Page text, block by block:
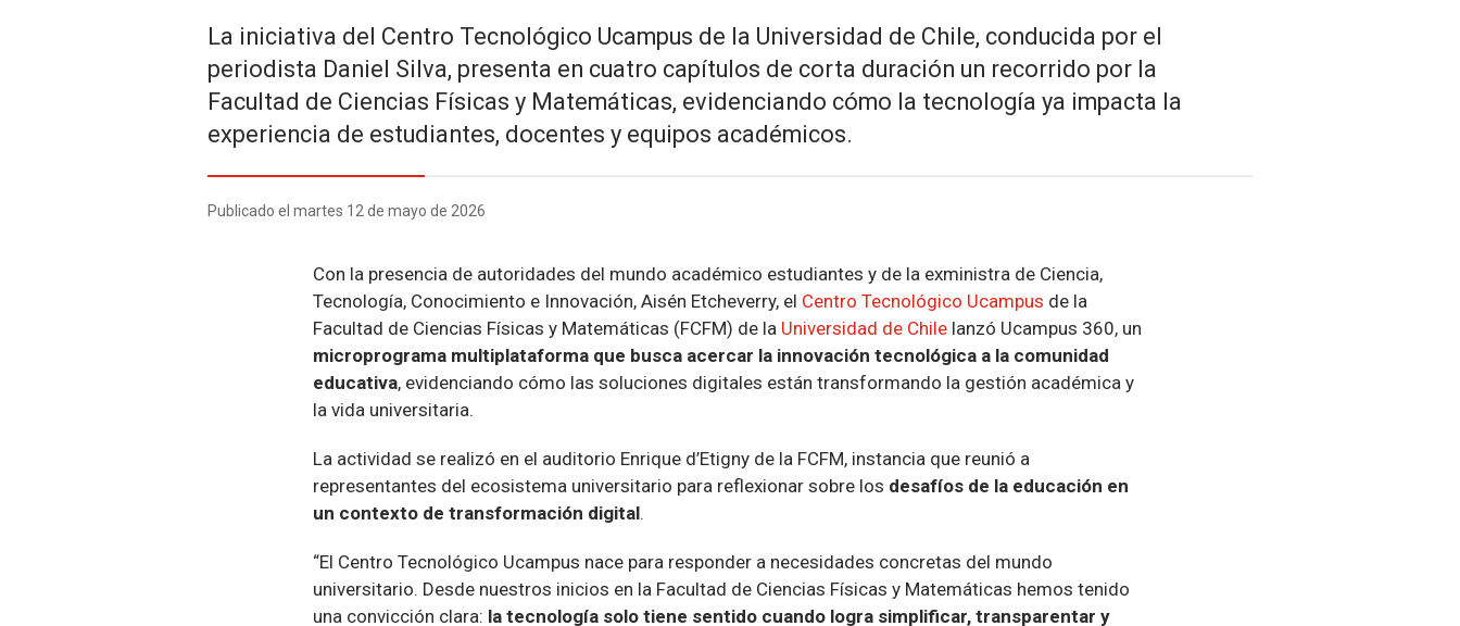
La iniciativa del Centro Tecnológico Ucampus de la Universidad de Chile, conducida por el
periodista Daniel Silva, presenta en cuatro capítulos de corta duración un recorrido por la
Facultad de Ciencias Físicas y Matemáticas, evidenciando cómo la tecnología ya impacta la
experiencia de estudiantes, docentes y equipos académicos.
Publicado el martes 12 de mayo de 2026
Con la presencia de autoridades del mundo académico estudiantes y de la exministra de Ciencia,
Tecnología, Conocimiento e Innovación, Aisén Etcheverry, el Centro Tecnológico Ucampus de la
Facultad de Ciencias Físicas y Matemáticas (FCFM) de la Universidad de Chile lanzó Ucampus 360, un
microprograma multiplataforma que busca acercar la innovación tecnológica a la comunidad
educativa, evidenciando cómo las soluciones digitales están transformando la gestión académica y
la vida universitaria.
La actividad se realizó en el auditorio Enrique d’Etigny de la FCFM, instancia que reunió a
representantes del ecosistema universitario para reflexionar sobre los desafíos de la educación en
un contexto de transformación digital.
“El Centro Tecnológico Ucampus nace para responder a necesidades concretas del mundo
universitario. Desde nuestros inicios en la Facultad de Ciencias Físicas y Matemáticas hemos tenido
una convicción clara: la tecnología solo tiene sentido cuando logra simplificar, transparentar y